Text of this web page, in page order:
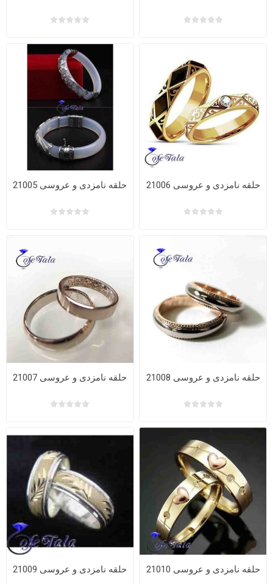
حلقه نامزدی و عروسی 21005 حلقه نامزدی و عروسی 21006
حلقه نامزدی و عروسی 21007 حلقه نامزدی و عروسی 21008
حلقه نامزدی و عروسی 21009 حلقه نامزدی و عروسی 21010